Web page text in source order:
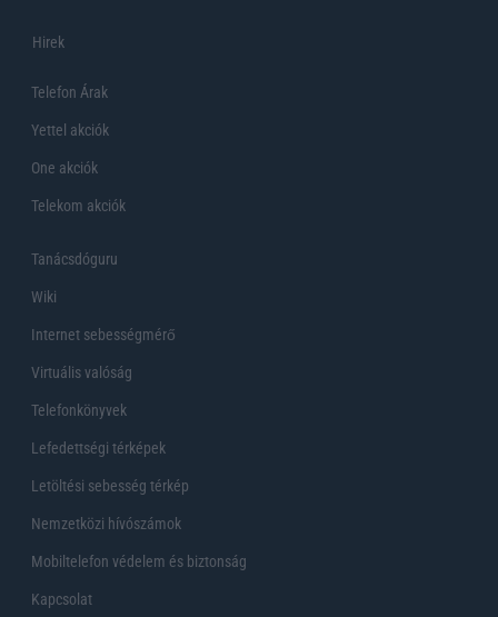
Hirek
Telefon Árak
Yettel akciók
One akciók
Telekom akciók
Tanácsdóguru
Wiki
Internet sebességmérő
Virtuális valóság
Telefonkönyvek
Lefedettségi térképek
Letöltési sebesség térkép
Nemzetközi hívószámok
Mobiltelefon védelem és biztonság
Kapcsolat